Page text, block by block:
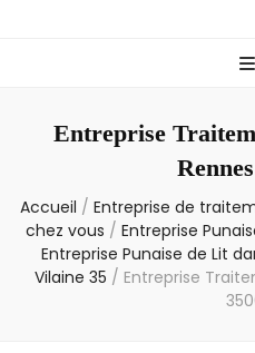
–
Entreprise
Accueil / Entreprise de
chez vous / Entreprise
Entreprise Punaise de Lit
Vilaine 35 / Entreprise